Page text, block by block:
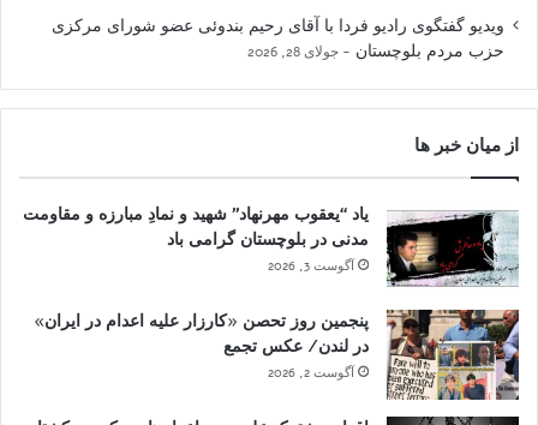
ویدیو گفتگوی رادیو فردا با آقای رحیم بندوئی عضو شورای مرکزی
حزب مردم بلوچستان
جولای 28, 2026
از میان خبر ها
یاد “یعقوب مهرنهاد” شهید و نمادِ مبارزه و مقاومت
مدنی در بلوچستان گرامی باد
آگوست 3, 2026
پنجمین روز تحصن «کارزار علیه اعدام در ایران»
در لندن/ عکس تجمع
آگوست 2, 2026